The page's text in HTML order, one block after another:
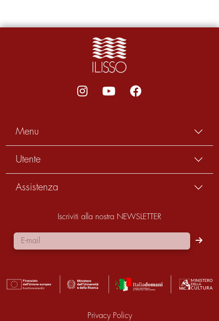
Menu
Utente
Assistenza
Iscriviti alla nostra NEWSLETTER
Privacy Policy